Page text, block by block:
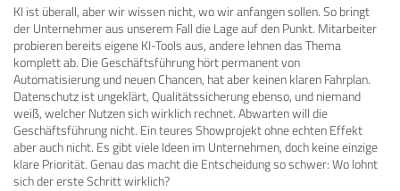
KI ist überall, aber wir wissen nicht, wo wir anfangen sollen. So bringt
der Unternehmer aus unserem Fall die Lage auf den Punkt. Mitarbeiter
probieren bereits eigene KI-Tools aus, andere lehnen das Thema
komplett ab. Die Geschäftsführung hört permanent von
Automatisierung und neuen Chancen, hat aber keinen klaren Fahrplan.
Datenschutz ist ungeklärt, Qualitätssicherung ebenso, und niemand
weiß, welcher Nutzen sich wirklich rechnet. Abwarten will die
Geschäftsführung nicht. Ein teures Showprojekt ohne echten Effekt
aber auch nicht. Es gibt viele Ideen im Unternehmen, doch keine einzige
klare Priorität. Genau das macht die Entscheidung so schwer: Wo lohnt
sich der erste Schritt wirklich?